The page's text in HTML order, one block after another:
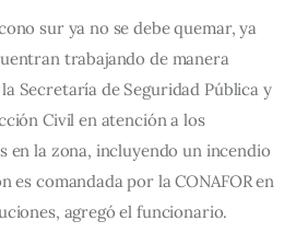
sur ya no se debe quemar, ya
trabajando de manera
Secretaría de Seguridad Pública y
Civil en atención a los
en la zona, incluyendo un incendio
es comandada por la CONAFOR en
agregó el funcionario.